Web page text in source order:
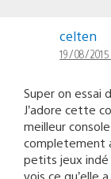
celten
19/08/2015
Super on essai
J’adore cette
meilleur
completement
petits jeux indé
vois ce qu’elle